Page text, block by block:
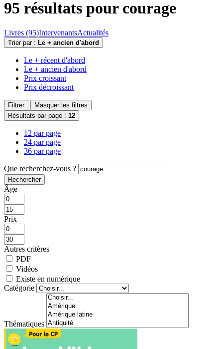
95 résultats pour courage
Livres (95)IntervenantsActualités
Trier par : Le + ancien d'abord
Le + récent d'abord
Le + ancien d'abord
Prix croissant
Prix décroissant
Filtrer
Masquer les filtres
Résultats par page : 12
12 par page
24 par page
36 par page
Que recherchez-vous ?
Rechercher
Âge
Prix
Autres critères
PDF
Vidéos
Existe en numérique
Catégorie
Thématiques